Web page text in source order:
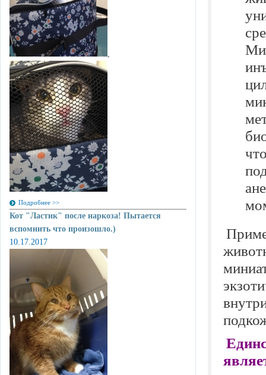
Подробнее >>
Кот "Ластик" после наркоза! Пытается
вспомнить что произошло.)
10.17.2017